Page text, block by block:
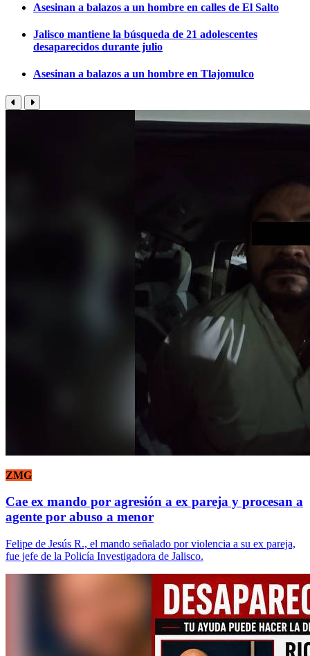
Asesinan a balazos a un hombre en calles de El Salto
Jalisco mantiene la búsqueda de 21 adolescentes
desaparecidos durante julio
Asesinan a balazos a un hombre en Tlajomulco
ZMG
Cae ex mando por agresión a ex pareja y procesan a
agente por abuso a menor
Felipe de Jesús R., el mando señalado por violencia a su ex pareja,
fue jefe de la Policía Investigadora de Jalisco.